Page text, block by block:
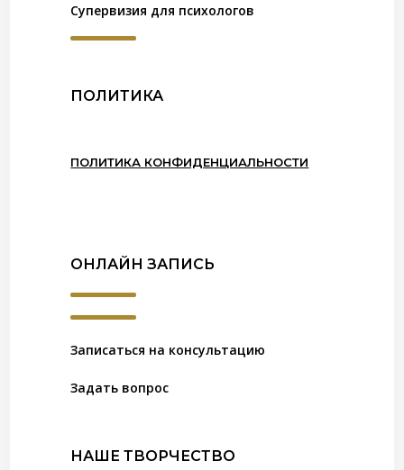
Супервизия для психологов
ПОЛИТИКА
ПОЛИТИКА КОНФИДЕНЦИАЛЬНОСТИ
ОНЛАЙН ЗАПИСЬ
Записаться на консультацию
Задать вопрос
НАШЕ ТВОРЧЕСТВО